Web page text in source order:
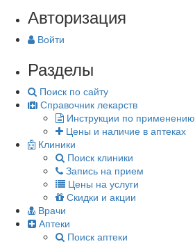
Авторизация
Войти
Разделы
Поиск по сайту
Справочник лекарств
Инструкции по применению
Цены и наличие в аптеках
Клиники
Поиск клиники
Запись на прием
Цены на услуги
Скидки и акции
Врачи
Аптеки
Поиск аптеки